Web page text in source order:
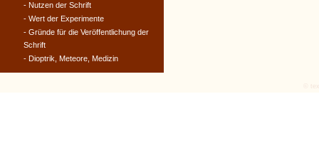
- Nutzen der Schrift
- Wert der Experimente
- Gründe für die Veröffentlichung der
Schrift
- Dioptrik, Meteore, Medizin